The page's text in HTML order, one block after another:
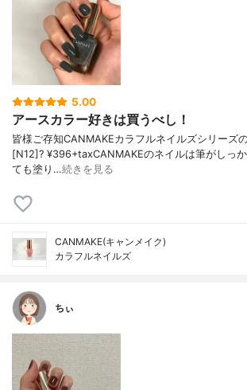
5.00
アースカラー好きは買うべし！
皆様ご存知CANMAKEカラフルネイルズシリーズ
[N12]? ¥396+taxCANMAKEのネイルは筆がしっ
ても塗り…続きを見る
CANMAKE(キャンメイク)
カラフルネイルズ
ちぃ